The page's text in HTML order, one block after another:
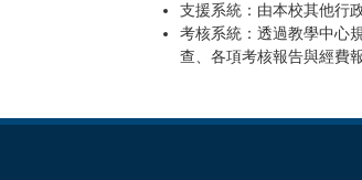
支援系統：由本校其他行
考核系統：透過教學中心
查、各項考核報告與經費